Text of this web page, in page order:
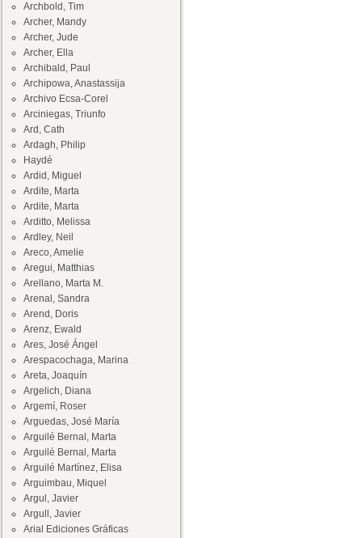
Archbold, Tim
Archer, Mandy
Archer, Jude
Archer, Ella
Archibald, Paul
Archipowa, Anastassija
Archivo Ecsa-Corel
Arciniegas, Triunfo
Ard, Cath
Ardagh, Philip
Haydé
Ardid, Miguel
Ardite, Marta
Ardite, Marta
Arditto, Melissa
Ardley, Neil
Areco, Amelie
Aregui, Matthias
Arellano, Marta M.
Arenal, Sandra
Arend, Doris
Arenz, Ewald
Ares, José Ángel
Arespacochaga, Marina
Areta, Joaquín
Argelich, Diana
Argemí, Roser
Arguedas, José María
Arguilé Bernal, Marta
Arguilé Bernal, Marta
Arguilé Martínez, Elisa
Arguimbau, Miquel
Argul, Javier
Argull, Javier
Arial Ediciones Gráficas